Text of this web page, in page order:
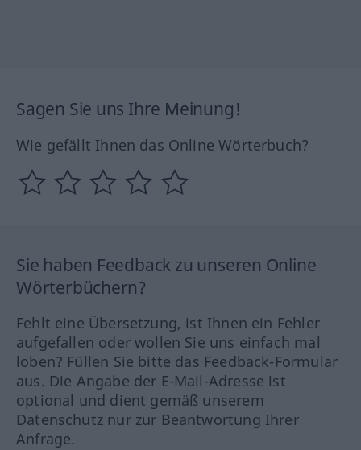
Sagen Sie uns Ihre Meinung!
Wie gefällt Ihnen das Online Wörterbuch?
Sie haben Feedback zu unseren Online
Wörterbüchern?
Fehlt eine Übersetzung, ist Ihnen ein Fehler
aufgefallen oder wollen Sie uns einfach mal
loben? Füllen Sie bitte das Feedback-Formular
aus. Die Angabe der E-Mail-Adresse ist
optional und dient gemäß unserem
Datenschutz nur zur Beantwortung Ihrer
Anfrage.